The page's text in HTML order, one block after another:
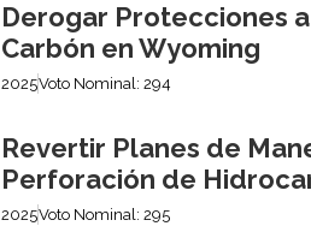
Derogar Protecciones
Carbón en Wyoming
2025Voto Nominal: 294
Revertir Planes de
Perforación de
2025Voto Nominal: 295